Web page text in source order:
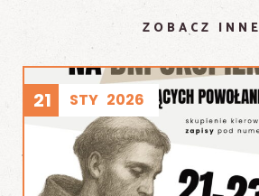
ZOBACZ INNE
21 STY 2026